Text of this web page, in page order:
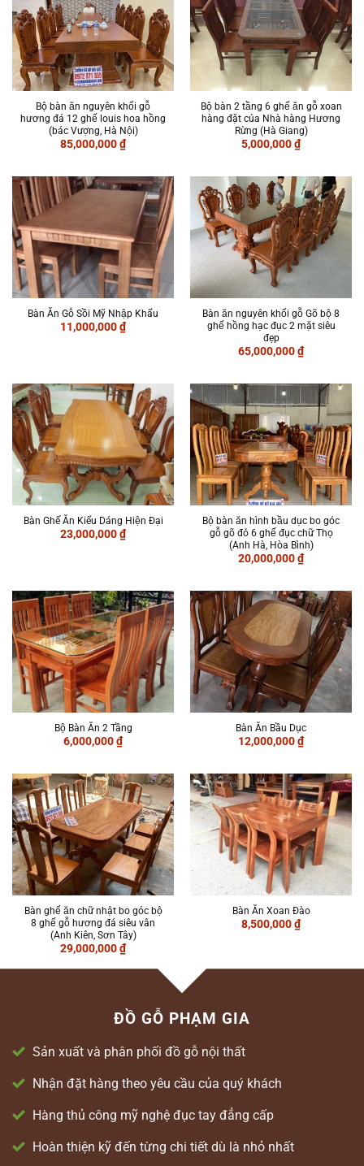
Bộ bàn ăn nguyên khối gỗ
hương đá 12 ghế louis hoa hồng
(bác Vượng, Hà Nội)
85,000,000₫
Bộ bàn 2 tầng 6 ghế ăn gỗ xoan
hàng đặt của Nhà hàng Hương
Rừng (Hà Giang)
5,000,000₫
Bàn Ăn Gỗ Sồi Mỹ Nhập Khẩu
11,000,000₫
Bàn ăn nguyên khối gỗ Gõ bộ 8
ghế hồng hạc đục 2 mặt siêu
đẹp
65,000,000₫
Bàn Ghế Ăn Kiểu Dáng Hiện Đại
23,000,000₫
Bộ bàn ăn hình bầu dục bo góc
gỗ gõ đỏ 6 ghế đục chữ Thọ
(Anh Hà, Hòa Bình)
20,000,000₫
Bộ Bàn Ăn 2 Tầng
6,000,000₫
Bàn Ăn Bầu Dục
12,000,000₫
Bàn ghế ăn chữ nhật bo góc bộ
8 ghế gỗ hương đá siêu vân
(Anh Kiên, Sơn Tây)
29,000,000₫
Bàn Ăn Xoan Đào
8,500,000₫
ĐỒ GỖ PHẠM GIA
Sản xuất và phân phối đồ gỗ nội thất
Nhận đặt hàng theo yêu cầu của quý khách
Hàng thủ công mỹ nghệ đục tay đẳng cấp
Hoàn thiện kỹ đến từng chi tiết dù là nhỏ nhất